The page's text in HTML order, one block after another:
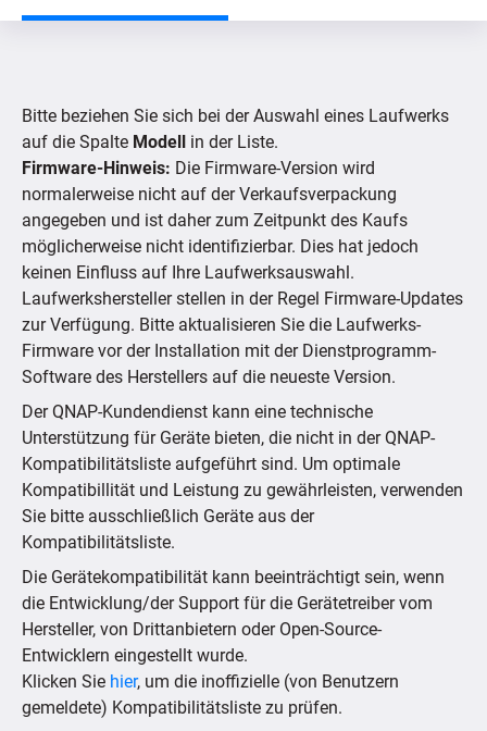
Nach Gerät suchen
Unterstützte IP-Kameras
Bitte beziehen Sie sich bei der Auswahl eines Laufwerks
auf die Spalte Modell in der Liste.
Firmware-Hinweis: Die Firmware-Version wird
normalerweise nicht auf der Verkaufsverpackung
angegeben und ist daher zum Zeitpunkt des Kaufs
möglicherweise nicht identifizierbar. Dies hat jedoch
keinen Einfluss auf Ihre Laufwerksauswahl.
Laufwerkshersteller stellen in der Regel Firmware-Updates
zur Verfügung. Bitte aktualisieren Sie die Laufwerks-
Firmware vor der Installation mit der Dienstprogramm-
Software des Herstellers auf die neueste Version.
Der QNAP-Kundendienst kann eine technische
Unterstützung für Geräte bieten, die nicht in der QNAP-
Kompatibilitätsliste aufgeführt sind. Um optimale
Kompatibillität und Leistung zu gewährleisten, verwenden
Sie bitte ausschließlich Geräte aus der
Kompatibilitätsliste.
Die Gerätekompatibilität kann beeinträchtigt sein, wenn
die Entwicklung/der Support für die Gerätetreiber vom
Hersteller, von Drittanbietern oder Open-Source-
Entwicklern eingestellt wurde.
Klicken Sie hier, um die inoffizielle (von Benutzern
gemeldete) Kompatibilitätsliste zu prüfen.